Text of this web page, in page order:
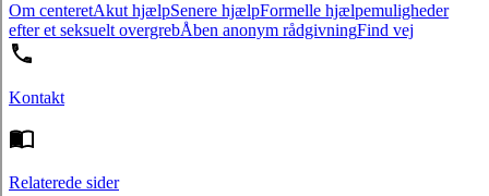
Om centeretAkut hjælpSenere hjælpFormelle hjælpemuligheder
efter et seksuelt overgrebÅben anonym rådgivningFind vej
Kontakt
Relaterede sider